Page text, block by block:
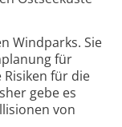
Windparks. Sie
für
für die
gebe es
von